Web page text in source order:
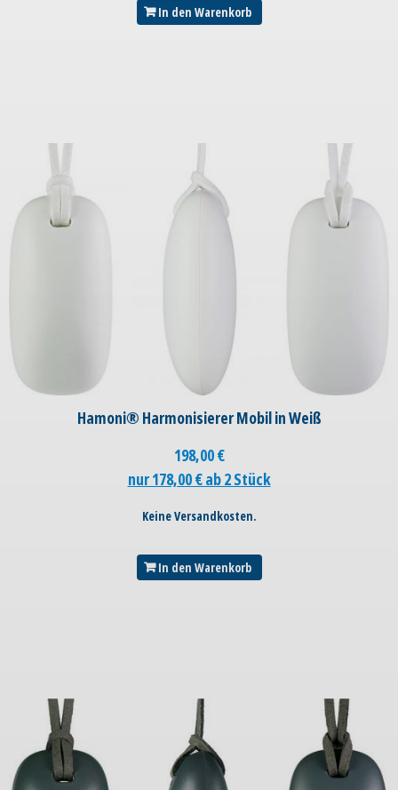
In den Warenkorb
Hamoni® Harmonisierer Mobil in Weiß
198,00€
nur 178,00 € ab 2 Stück
Keine Versandkosten.
In den Warenkorb